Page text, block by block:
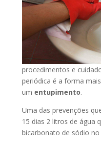
procedimentos e
periódica é a forma
um entupimento.
Uma das prevenções
15 dias 2 litros de água
bicarbonato de sódio no